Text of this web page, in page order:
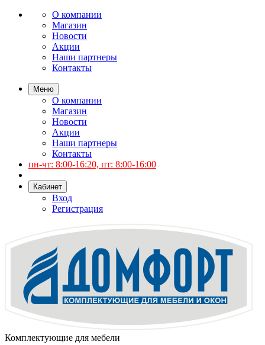
О компании
Магазин
Новости
Акции
Наши партнеры
Контакты
Меню
О компании
Магазин
Новости
Акции
Наши партнеры
Контакты
пн-чт: 8:00-16:20, пт: 8:00-16:00
Кабинет
Вход
Регистрация
Комплектующие для мебели